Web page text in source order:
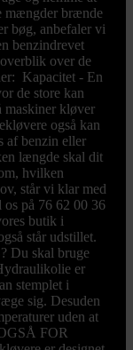
mængder brænde
bøg, anbefaler vi
benzindrevet
over de
Kapacitet - En
de store kan
kløver
også kan
af benzin eller
længde skal dit
hvilken
står vi klar med
på 76 62 00 36
butik i
står udstillet.
Du skal bruge
er
stemplet i
sig. Desuden
uden at
FOR